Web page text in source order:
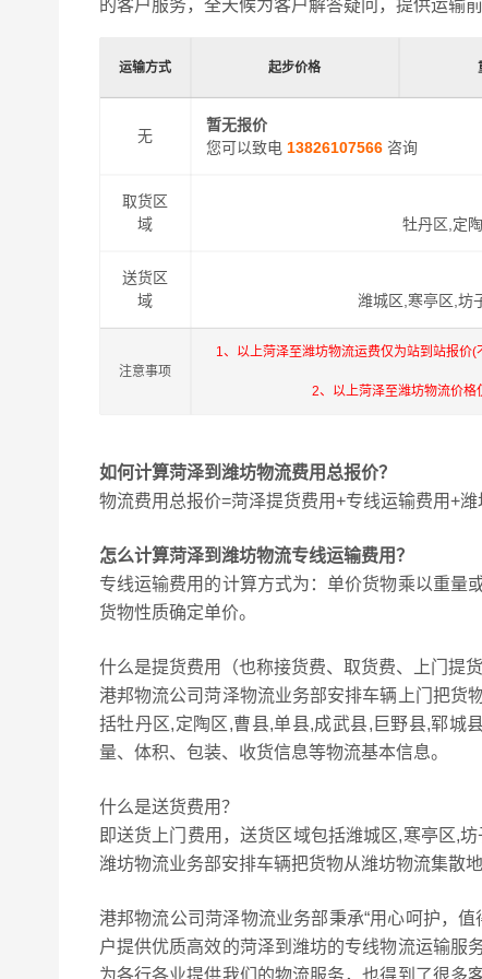
的客户服务，全天候为客户解答疑问，提供运输
运输方式 起步价格
无
暂无报价
您可以致电 13826107566咨询
取货区
域
牡丹区,定
送货区
域
潍城区,寒亭区,坊
注意事项
1、以上菏泽至潍坊物流运费仅为站到站报价
2、以上菏泽至潍坊物流价格
如何计算菏泽到潍坊物流费用总报价？
物流费用总报价=菏泽提货费用+专线运输费用+潍
怎么计算菏泽到潍坊物流专线运输费用？
专线运输费用的计算方式为：单价货物乘以重量
货物性质确定单价。
什么是提货费用（也称接货费、取货费、上门提货
港邦物流公司菏泽物流业务部安排车辆上门把货
括牡丹区,定陶区,曹县,单县,成武县,巨野县,郓城
量、体积、包装、收货信息等物流基本信息。
什么是送货费用？
即送货上门费用，送货区域包括潍城区,寒亭区,
潍坊物流业务部安排车辆把货物从潍坊物流集散
港邦物流公司菏泽物流业务部秉承“用心呵护，
户提供优质高效的菏泽到潍坊的专线物流运输服
为各行各业提供我们的物流服务，也得到了很多